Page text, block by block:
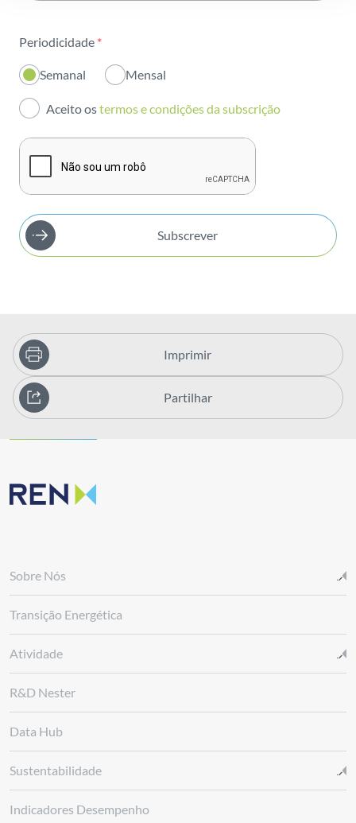
Inovação
Investidores
Publicações
Periodicidade *
Semanal Mensal
Aceito ostermos e condições da subscrição
Subscrever
Imprimir
Partilhar
Sobre Nós
Transição Energética
Atividade
R&D Nester
Data Hub
Sustentabilidade
Indicadores Desempenho